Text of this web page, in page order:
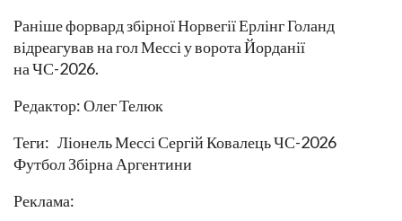
Раніше форвард збірної Норвегії Ерлінг Голанд
відреагував на гол Мессі у ворота Йорданії
на ЧС-2026.
Редактор: Олег Телюк
Теги: Ліонель Мессі Сергій Ковалець ЧС-2026
Футбол Збірна Аргентини
Реклама: